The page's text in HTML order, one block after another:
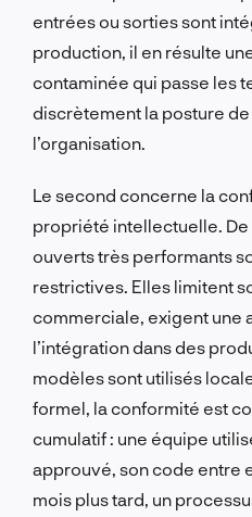
entrées ou sorties sont
production, il en résulte
contaminée qui passe les
discrètement la posture
l’organisation.
Le second concerne la
propriété intellectuelle.
ouverts très performants
restrictives. Elles limitent
commerciale, exigent une
l’intégration dans des
modèles sont utilisés
formel, la conformité est
cumulatif : une équipe
approuvé, son code entre
mois plus tard, un